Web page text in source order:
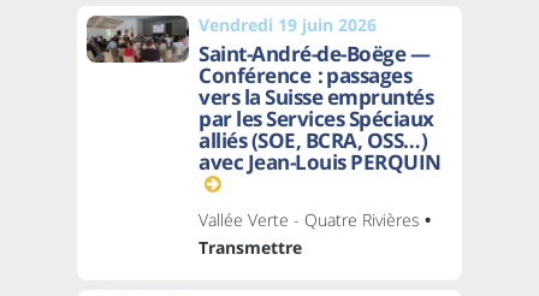
Vendredi 19 juin 2026
Saint-André-de-Boëge —
Conférence : passages
vers la Suisse empruntés
par les Services Spéciaux
alliés (SOE, BCRA, OSS…)
avec Jean-Louis PERQUIN
Vallée Verte - Quatre Rivières •
Transmettre